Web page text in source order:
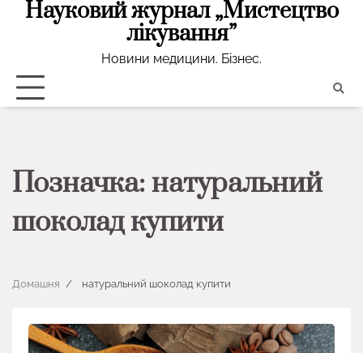
ПерейтиНауковий журнал „Мистецтво
лікування”
Новини медицини. Бізнес.
Позначка:натуральний
шоколад купити
Домашня натуральний шоколад купити